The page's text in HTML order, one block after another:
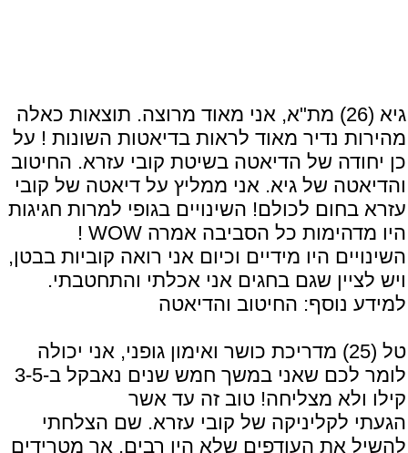
גיא (26) מת"א, אני מאוד מרוצה. תוצאות כאלה
מהירות נדיר מאוד לראות בדיאטות השונות ! על
כן יחודה של הדיאטה בשיטת קובי עזרא. החיטוב
והדיאטה של גיא. אני ממליץ על דיאטה של קובי
עזרא בחום לכולם! השינויים בגופי למרות חגיגות
היו מדהימות כל הסביבה אמרה WOW !
השינויים היו מידיים וכיום אני רואה קוביות בבטן,
ויש לציין שגם בחגים אני אכלתי והתחטבתי.
למידע נוסף: החיטוב והדיאטה
טל (25) מדריכת כושר ואימון גופני, אני יכולה
לומר לכם שאני במשך חמש שנים נאבקל ב-3-5
קילו ולא מצליחה! טוב זה עד אשר
הגעתי לקליניקה של קובי עזרא. שם הצלחתי
להשיל את העודפים שלא היו רבים, אך מטרידים